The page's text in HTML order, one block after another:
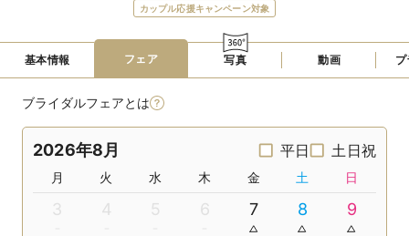
カップル応援キャンペーン対象
基本情報 フェア 写真 動画
ブライダルフェアとは
2026年8月 平日 土日祝
月 火 水 木 金 土 日
3 4 5 6 7 8 9